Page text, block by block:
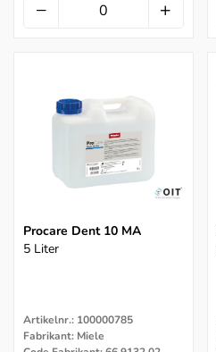
Procare Dent 10 MA
5 Liter
Artikelnr.: 100000785
Fabrikant: Miele